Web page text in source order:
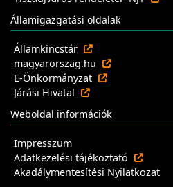
Államigazgatási oldalak
Államkincstár
magyarorszag.hu
E-Önkormányzat
Járási Hivatal
Weboldal információk
Impresszum
Adatkezelési tájékoztató
Akadálymentesítési Nyilatkozat